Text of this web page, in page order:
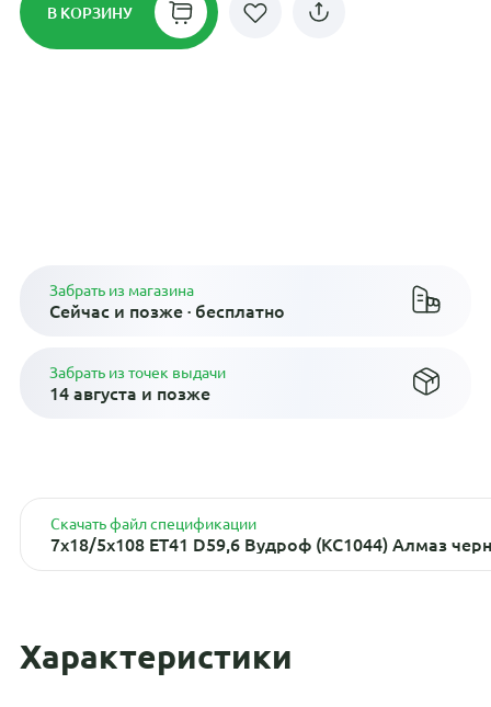
В КОРЗИНУ
Забрать из магазина
Сейчас и позже · бесплатно
Забрать из точек выдачи
14 августа и позже
Скачать файл спецификации
7x18/5x108 ET41 D59,6 Вудроф (КС1044) Алмаз
Характеристики